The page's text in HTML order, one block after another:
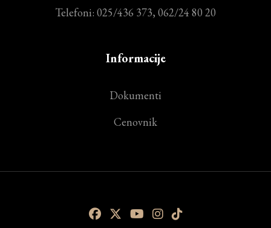
Telefoni: 025/436 373, 062/24 80 20
Informacije
Dokumenti
Cenovnik